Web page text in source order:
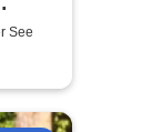
See